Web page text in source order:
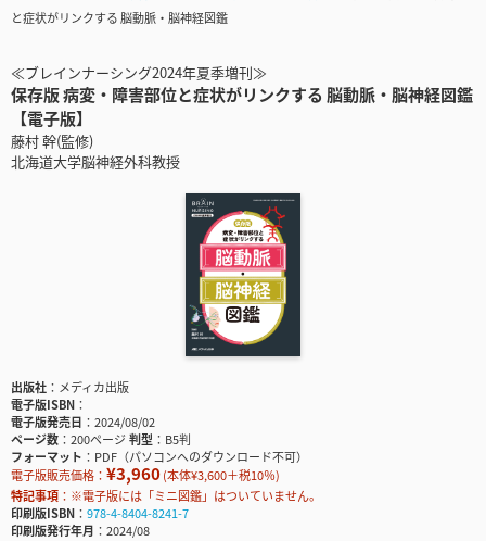
と症状がリンクする 脳動脈・脳神経図鑑
≪ブレインナーシング2024年夏季増刊≫
保存版 病変・障害部位と症状がリンクする 脳動脈・脳神経図鑑
【電子版】
藤村 幹(監修)
北海道大学脳神経外科教授
出版社
メディカ出版
電子版ISBN
電子版発売日
2024/08/02
ページ数
200ページ判型
B5判
フォーマット
PDF（パソコンへのダウンロード不可）
電子版販売価格： ¥3,960(本体¥3,600＋税10％)
特記事項
※電子版には「ミニ図鑑」はついていません。
印刷版ISBN
978-4-8404-8241-7
印刷版発行年月
2024/08